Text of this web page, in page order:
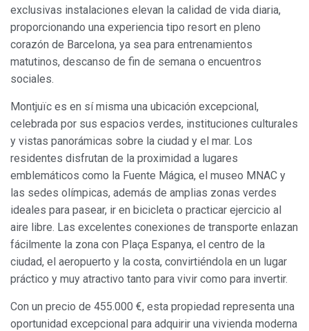
exclusivas instalaciones elevan la calidad de vida diaria,
proporcionando una experiencia tipo resort en pleno
corazón de Barcelona, ya sea para entrenamientos
matutinos, descanso de fin de semana o encuentros
sociales.
Montjuïc es en sí misma una ubicación excepcional,
celebrada por sus espacios verdes, instituciones culturales
y vistas panorámicas sobre la ciudad y el mar. Los
residentes disfrutan de la proximidad a lugares
emblemáticos como la Fuente Mágica, el museo MNAC y
las sedes olímpicas, además de amplias zonas verdes
ideales para pasear, ir en bicicleta o practicar ejercicio al
aire libre. Las excelentes conexiones de transporte enlazan
fácilmente la zona con Plaça Espanya, el centro de la
ciudad, el aeropuerto y la costa, convirtiéndola en un lugar
práctico y muy atractivo tanto para vivir como para invertir.
Con un precio de 455.000 €, esta propiedad representa una
oportunidad excepcional para adquirir una vivienda moderna
Modificar cookies
Técnicas y funcionales
Siempre activas
información con la finalidad de mejorar nuestros servicios.
Si continua navegando, supone la aceptación de la
instalación de las mismas. El usuario tiene la posibilidad
de configurar su navegador pudiendo, si así lo desea,
impedir que sean instaladas en su disco duro, aunque
deberá tener en cuenta que dicha acción podrá ocasionar
dificultades de navegación de la página web.
Analíticas y personalización
Permiten realizar el seguimiento y análisis del
comportamiento de los usuarios de este sitio web. La
información recogida mediante este tipo de cookies se
utiliza en la medición de la actividad de la web para la
elaboración de perfiles de navegación de los usuarios con
el fin de introducir mejoras en función del análisis de los
guardar la información de preferencia del usuario para
mejorar la calidad de nuestros servicios y para ofrecer una
mejor experiencia a través de productos recomendados.